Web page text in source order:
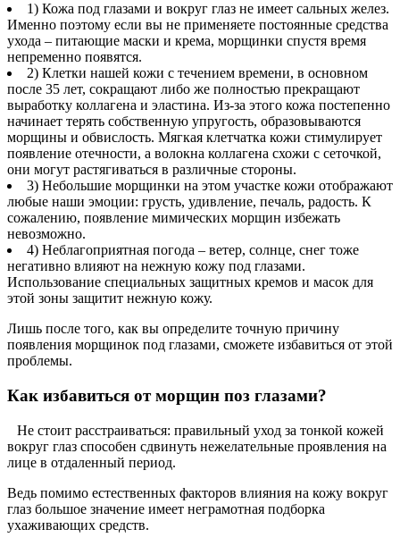
1) Кожа под глазами и вокруг глаз не имеет сальных желез.
Именно поэтому если вы не применяете постоянные средства
ухода – питающие маски и крема, морщинки спустя время
непременно появятся.
2) Клетки нашей кожи с течением времени, в основном
после 35 лет, сокращают либо же полностью прекращают
выработку коллагена и эластина. Из-за этого кожа постепенно
начинает терять собственную упругость, образовываются
морщины и обвислость. Мягкая клетчатка кожи стимулирует
появление отечности, а волокна коллагена схожи с сеточкой,
они могут растягиваться в различные стороны.
3) Небольшие морщинки на этом участке кожи отображают
любые наши эмоции: грусть, удивление, печаль, радость. К
сожалению, появление мимических морщин избежать
невозможно.
4) Неблагоприятная погода – ветер, солнце, снег тоже
негативно влияют на нежную кожу под глазами.
Использование специальных защитных кремов и масок для
этой зоны защитит нежную кожу.
Лишь после того, как вы определите точную причину
появления морщинок под глазами, сможете избавиться от этой
проблемы.
Как избавиться от морщин поз глазами?
Не стоит расстраиваться: правильный уход за тонкой кожей
вокруг глаз способен сдвинуть нежелательные проявления на
лице в отдаленный период.
Ведь помимо естественных факторов влияния на кожу вокруг
глаз большое значение имеет неграмотная подборка
ухаживающих средств.